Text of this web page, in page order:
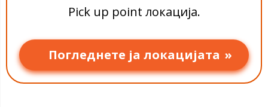
Pick up point локација.
Погледнете ја локацијата